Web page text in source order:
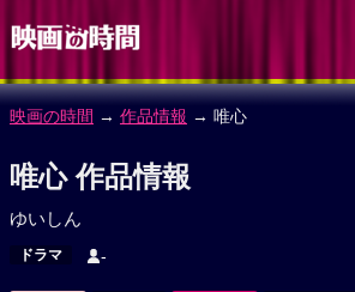
映画の時間 → 作品情報 → 唯心
唯心 作品情報
ゆいしん
ドラマ -